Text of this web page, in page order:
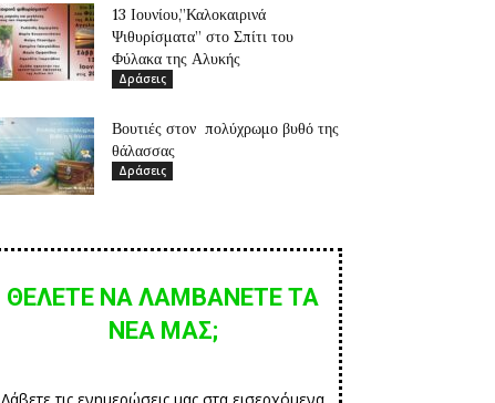
13 Ιουνίου,”Καλοκαιρινά
Ψιθυρίσματα” στο Σπίτι του
Φύλακα της Αλυκής
Δράσεις
Βουτιές στον πολύχρωμο βυθό της
θάλασσας
Δράσεις
ΘΕΛΕΤΕ ΝΑ ΛΑΜΒΑΝΕΤΕ ΤΑ
ΝΕΑ ΜΑΣ;